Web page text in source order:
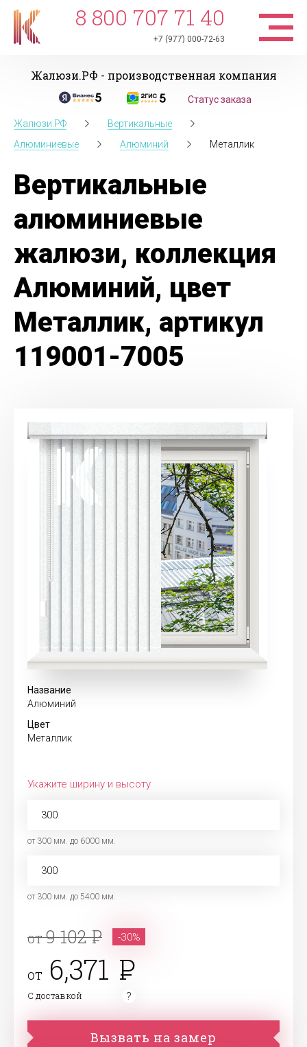
8 800 707 71 40
+7 (977) 000-72-63
Жалюзи.РФ - производственная компания
Статус заказа
Жалюзи.РФ
Вертикальные
Алюминиевые
Алюминий Металлик
Вертикальные
алюминиевые
жалюзи, коллекция
Алюминий, цвет
Металлик, артикул
119001-7005
Название
Алюминий
Цвет
Металлик
Укажите ширину и высоту
от 300 мм. до 6000 мм.
от 300 мм. до 5400 мм.
от9 102 -30%
от 6,371
С доставкой
Вызвать на замер